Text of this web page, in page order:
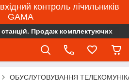
контроль лічильників
GAMA
Продаж комплектуючих
ОБУСЛУГОВУВАННЯ